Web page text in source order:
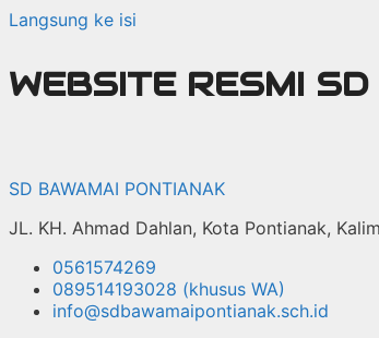
Langsung ke isi
WEBSITE RESMI
SD BAWAMAI PONTIANAK
JL. KH. Ahmad Dahlan, Kota Pontianak,
0561574269
089514193028 (khusus WA)
info@sdbawamaipontianak.sch.id